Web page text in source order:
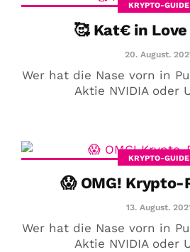
KRYPTO-GUIDE
🥰 Kat€ in
20. August.
Wer hat die Nase vorn in
Aktie NVIDIA oder
KRYPTO-GUIDE
😱 OMG! Krypto-
13. August.
Wer hat die Nase vorn in
Aktie NVIDIA oder